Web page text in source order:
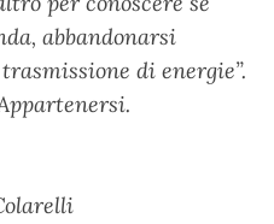
abbandonarsi
di energie”.